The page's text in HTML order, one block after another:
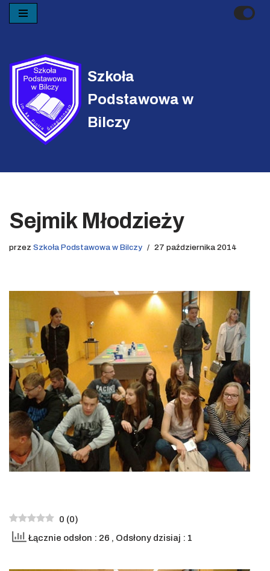
treści
Szkoła
Podstawowa w
Bilczy
Sejmik Młodzieży
przez Szkoła Podstawowa w Bilczy 27 października 2014
0 (0)
Łącznie odsłon : 26 , Odsłony dzisiaj : 1